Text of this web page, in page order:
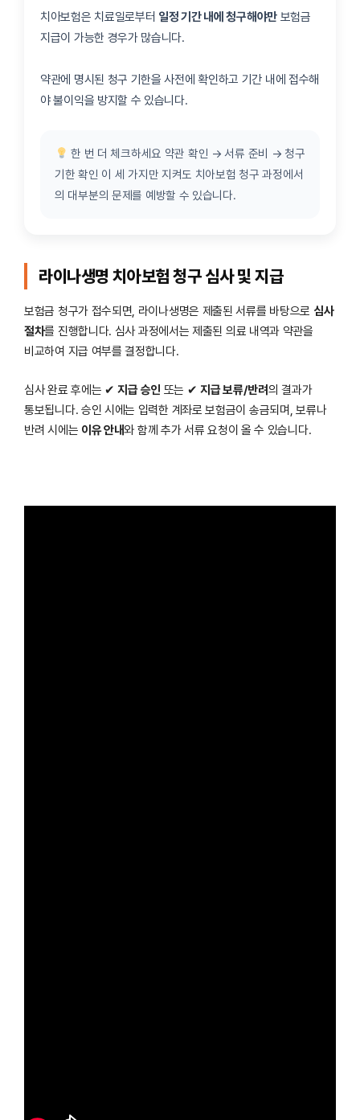
치아보험은 치료일로부터 일정 기간 내에 청구해야만보험금
지급이 가능한 경우가 많습니다.
약관에 명시된 청구 기한을 사전에 확인하고 기간 내에 접수해
야 불이익을 방지할 수 있습니다.
한 번 더 체크하세요 약관 확인 → 서류 준비 → 청구
기한 확인 이 세 가지만 지켜도 치아보험 청구 과정에서
의 대부분의 문제를 예방할 수 있습니다.
라이나생명 치아보험 청구 심사 및 지급
보험금 청구가 접수되면, 라이나생명은 제출된 서류를 바탕으로 심사
절차를 진행합니다. 심사 과정에서는 제출된 의료 내역과 약관을
비교하여 지급 여부를 결정합니다.
심사 완료 후에는 ✔지급 승인 또는 ✔지급 보류/반려의 결과가
통보됩니다. 승인 시에는 입력한 계좌로 보험금이 송금되며, 보류나
반려 시에는 이유 안내와 함께 추가 서류 요청이 올 수 있습니다.